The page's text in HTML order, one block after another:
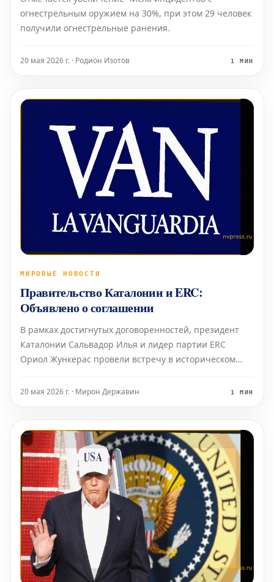
огнестрельным оружием на 30%, при этом 29 человек
получили огнестрельные ранения.
20 мая 2026 г. · Родион Изотов 1 МИН
МИРОВЫЕ НОВОСТИ
Правительство Каталонии и ERC:
Объявлено о соглашении
В рамках достигнутых договоренностей, президент
Каталонии Сальвадор Илья и лидер партии ERC
Ориол Жункерас провели встречу в историческом
20 мая 2026 г. · Мирон Державин 1 МИН